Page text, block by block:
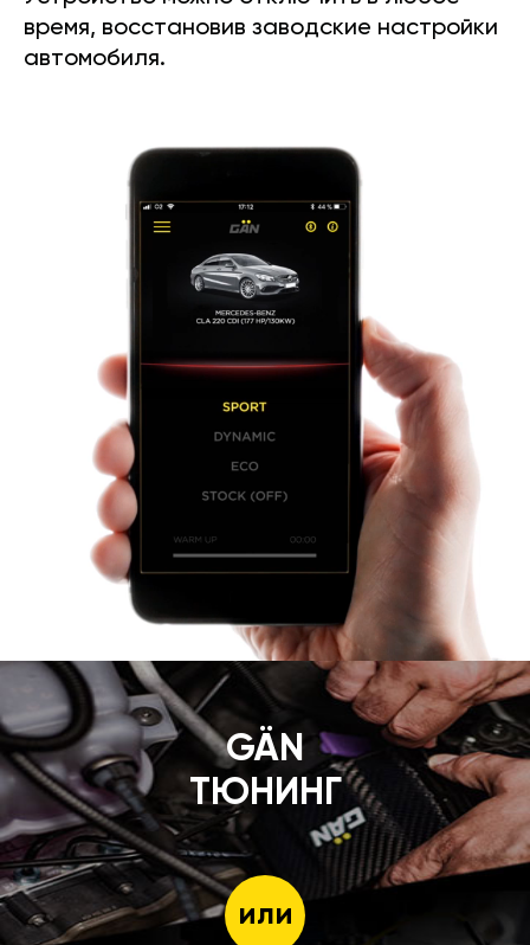
время, восстановив заводские настройки
автомобиля.
GÄN
ТЮНИНГ
или